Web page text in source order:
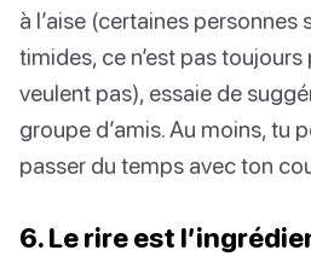
à l’aise (certaines
timides, ce n’est pas toujours
veulent pas), essaie de
groupe d’amis. Au moins, tu
passer du temps avec ton
6. Le rire est